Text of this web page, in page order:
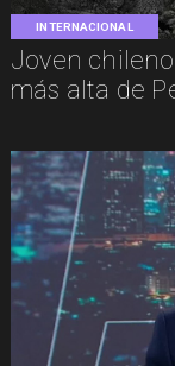
INTERNACIONAL
Joven
más alta de